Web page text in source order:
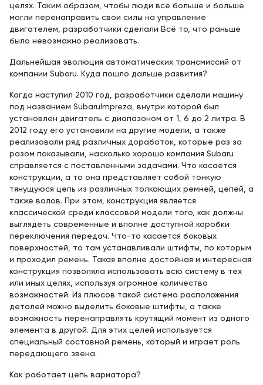
целях. Таким образом, чтобы люди все больше и больше
могли перенаправить свои силы на управление
двигателем, разработчики сделали Всё то, что раньше
было невозможно реализовать.
Дальнейшая эволюция автоматических трансмиссий от
компании Subaru. Куда пошло дальше развития?
Когда наступил 2010 год, разработчики сделали машину
под названием SubaruImpreza, внутри которой был
установлен двигатель с диапазоном от 1, 6 до 2 литра. В
2012 году его установили на другие модели, а также
реализовали ряд различных доработок, которые раз за
разом показывали, насколько хорошо компания Subaru
справляется с поставленными задачами. Что касается
конструкции, а то она представляет собой тонкую
тянущуюся цепь из различных толкающих ремней, цепей, а
также волов. При этом, конструкция является
классической среди классовой модели того, как должны
выглядеть современные и вполне доступной коробки
переключения передач. Что-то касается боковых
поверхностей, то там устанавливали штифты, по которым
и проходил ремень. Такая вполне достойная и интересная
конструкция позволяла использовать всю систему в тех
или иных целях, используя огромное количество
возможностей. Из плюсов такой система расположения
деталей можно выделить боковые штифты, а также
возможность перенаправлять крутящий момент из одного
элемента в другой. Для этих целей используется
специальный составной ремень, который и играет роль
передающего звена.
Как работает цепь вариатора?